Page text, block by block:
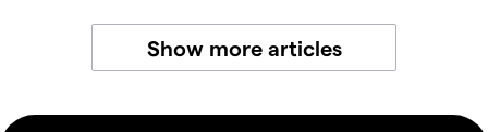
Show more articles